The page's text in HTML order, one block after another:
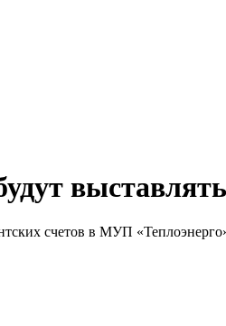
счетов в МУП